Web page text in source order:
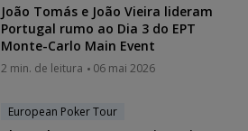
João Tomás e João Vieira lideram
Portugal rumo ao Dia 3 do EPT
Monte-Carlo Main Event
2 min. de leitura 06 mai 2026
European Poker Tour